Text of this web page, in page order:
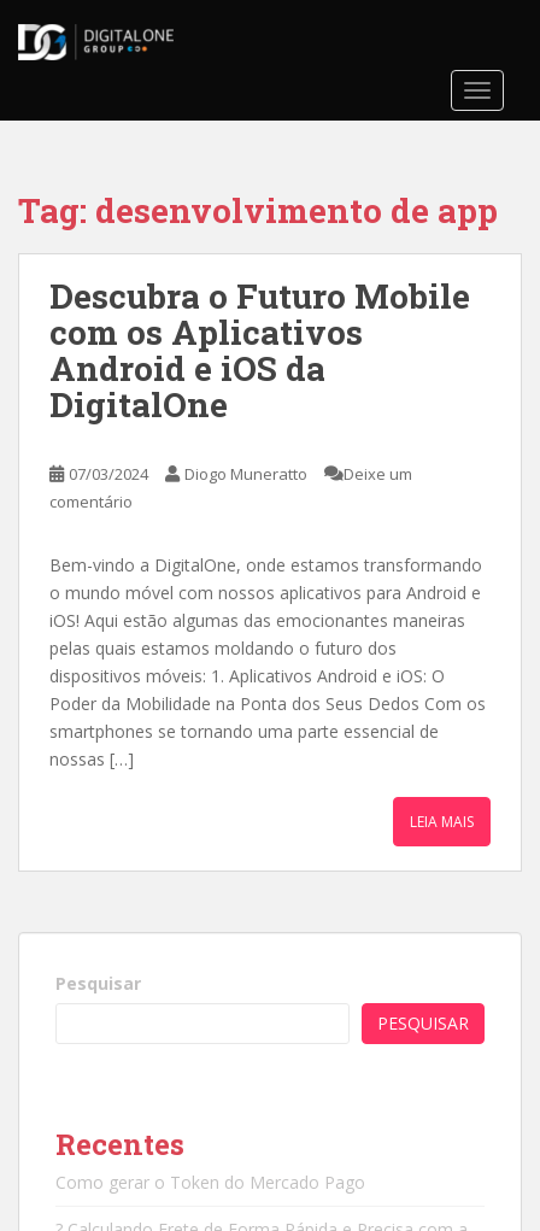
t
Tag: desenvolvimento de app
Descubra o Futuro Mobile
com os Aplicativos
Android e iOS da
DigitalOne
07/03/2024 Diogo Muneratto
Deixe um
comentário
Bem-vindo a DigitalOne, onde estamos transformando
o mundo móvel com nossos aplicativos para Android e
iOS! Aqui estão algumas das emocionantes maneiras
pelas quais estamos moldando o futuro dos
dispositivos móveis: 1. Aplicativos Android e iOS: O
Poder da Mobilidade na Ponta dos Seus Dedos Com os
smartphones se tornando uma parte essencial de
nossas […]
LEIA MAIS
Pesquisar
PESQUISAR
Recentes
Como gerar o Token do Mercado Pago